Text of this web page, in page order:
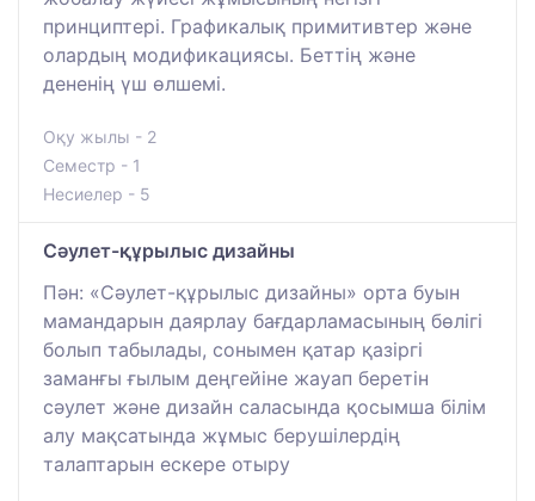
принциптері. Графикалық примитивтер және
олардың модификациясы. Беттің және
дененің үш өлшемі.
Оқу жылы - 2
Семестр - 1
Несиелер - 5
Сәулет-құрылыс дизайны
Пән: «Сәулет-құрылыс дизайны» орта буын
мамандарын даярлау бағдарламасының бөлігі
болып табылады, сонымен қатар қазіргі
заманғы ғылым деңгейіне жауап беретін
сәулет және дизайн саласында қосымша білім
алу мақсатында жұмыс берушілердің
талаптарын ескере отыру